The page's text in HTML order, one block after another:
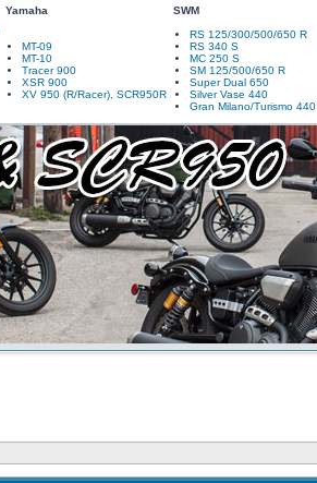
Yamaha SWM
MT-09
MT-10
Tracer 900
XSR 900
XV 950 (R/Racer), SCR950R
RS 125/300/500/650 R
RS 340 S
MC 250 S
SM 125/500/650 R
Super Dual 650
Silver Vase 440
Gran Milano/Turismo 440